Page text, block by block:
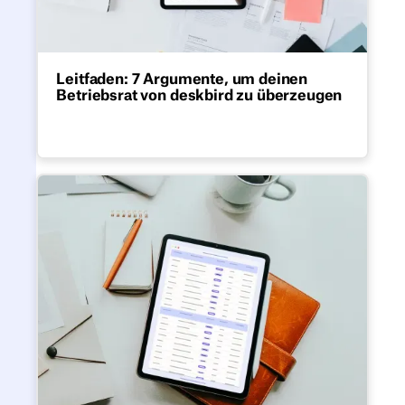
Leitfaden: 7 Argumente, um deinen
Betriebsrat von deskbird zu überzeugen
Einführung einer Workplace-Management-
Software wie deskbird.
Desk Booking und Workplace Management